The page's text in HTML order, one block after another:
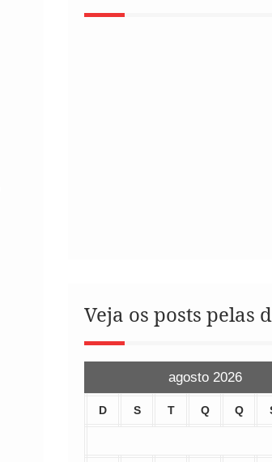
Veja os posts pelas
agosto 2026
D S T Q Q